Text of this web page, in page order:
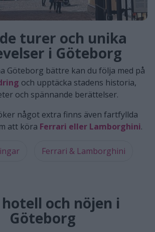
turer och unika
i Göteborg
Göteborg bättre kan du följa med på
och upptäcka stadens historia,
och spännande berättelser.
något extra finns även fartfyllda
att köra Ferrari eller Lamborghini.
Ferrari & Lamborghini
och nöjen i
Göteborg